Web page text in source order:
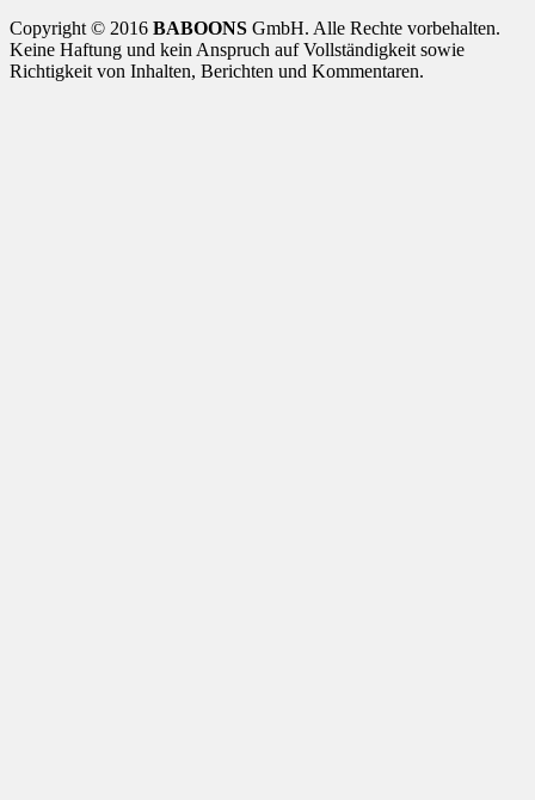
Copyright © 2016 BABOONS GmbH. Alle Rechte vorbehalten.
Keine Haftung und kein Anspruch auf Vollständigkeit sowie
Richtigkeit von Inhalten, Berichten und Kommentaren.